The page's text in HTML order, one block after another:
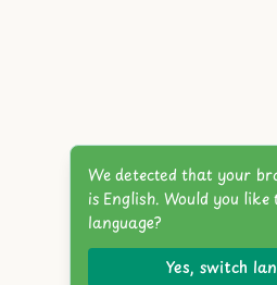
We detected that your
is English. Would you
language?
Yes, switch